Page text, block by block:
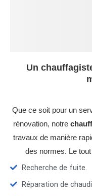
Un
Que ce soit pour un
rénovation, notre
travaux de manière
des normes. Le
Recherche de fuite.
Réparation de